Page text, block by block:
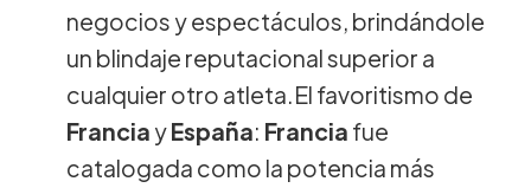
negocios y espectáculos, brindándole
un blindaje reputacional superior a
cualquier otro atleta.El favoritismo de
Francia yEspaña: Francia fue
catalogada como la potencia más